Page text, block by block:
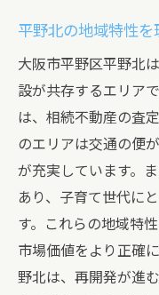
平野北の地域特性を
大阪市平野区平野北
設が共存するエリア
は、相続不動産の査
のエリアは交通の便
が充実しています。
あり、子育て世代に
す。これらの地域特
市場価値をより正確
野北は、再開発が進